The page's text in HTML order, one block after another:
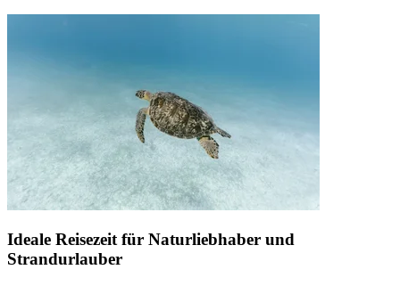
Ideale Reisezeit für Naturliebhaber und
Strandurlauber